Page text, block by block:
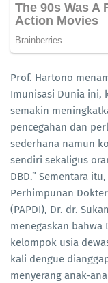
Prof. Hartono
Imunisasi Dunia ini,
semakin
pencegahan dan
sederhana namun
sendiri sekaligus
DBD.” Sementara
Perhimpunan
(PAPDI), Dr. dr.
menegaskan bahwa
kelompok usia
kali dengue
menyerang anak-